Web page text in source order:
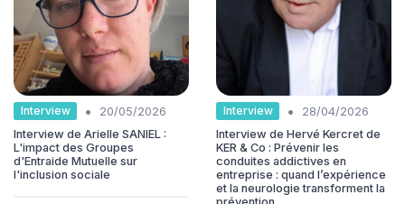
Interview •
20/05/2026
Interview de Arielle SANIEL :
L'impact des Groupes
d'Entraide Mutuelle sur
l'inclusion sociale
Interview •
28/04/2026
Interview de Hervé Kercret de
KER & Co : Prévenir les
conduites addictives en
entreprise : quand l’expérience
et la neurologie transforment la